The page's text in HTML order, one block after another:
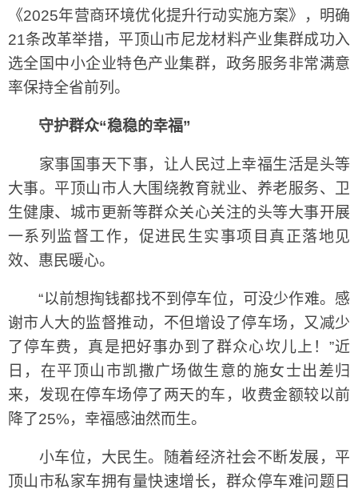
《2025年营商环境优化提升行动实施方案》，明确
21条改革举措，平顶山市尼龙材料产业集群成功入
选全国中小企业特色产业集群，政务服务非常满意
率保持全省前列。
守护群众“稳稳的幸福”
家事国事天下事，让人民过上幸福生活是头等
大事。平顶山市人大围绕教育就业、养老服务、卫
生健康、城市更新等群众关心关注的头等大事开展
一系列监督工作，促进民生实事项目真正落地见
效、惠民暖心。
“以前想掏钱都找不到停车位，可没少作难。感
谢市人大的监督推动，不但增设了停车场，又减少
了停车费，真是把好事办到了群众心坎儿上！”近
日，在平顶山市凯撒广场做生意的施女士出差归
来，发现在停车场停了两天的车，收费金额较以前
降了25%，幸福感油然而生。
小车位，大民生。随着经济社会不断发展，平
顶山市私家车拥有量快速增长，群众停车难问题日